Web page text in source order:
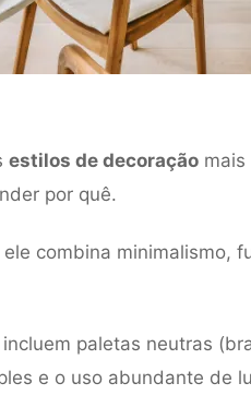
estilos de decoração mais
por quê.
combina minimalismo,
paletas neutras
e o uso abundante de